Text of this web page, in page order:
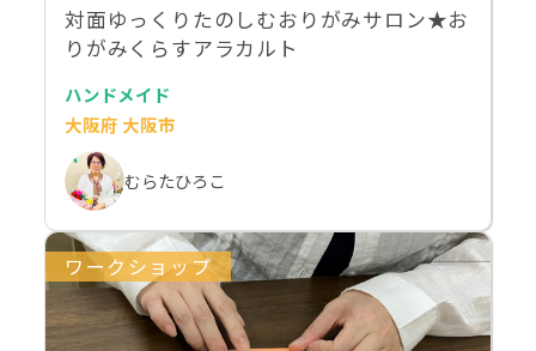
対面ゆっくりたのしむおりがみサロン★お
りがみくらすアラカルト
ハンドメイド
大阪府 大阪市
むらたひろこ
ワークショップ